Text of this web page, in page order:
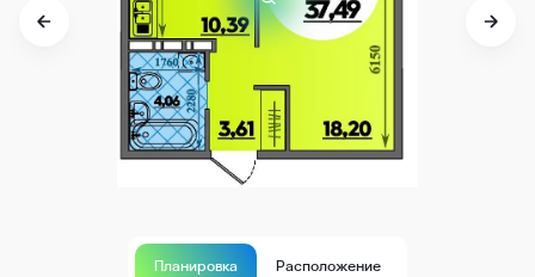
Планировка Расположение